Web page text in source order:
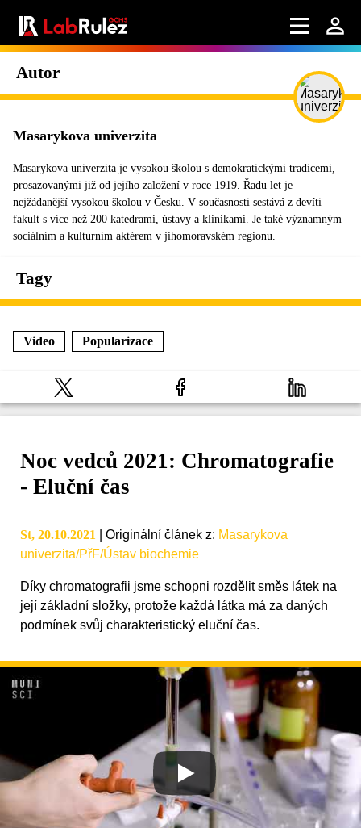
Autor
Masarykova univerzita
Masarykova univerzita je vysokou školou s demokratickými tradicemi,
prosazovanými již od jejího založení v roce 1919. Řadu let je
nejžádanější vysokou školou v Česku. V současnosti sestává z devíti
fakult s více než 200 katedrami, ústavy a klinikami. Je také významným
sociálním a kulturním aktérem v jihomoravském regionu.
Tagy
Video Popularizace
Noc vedců 2021: Chromatografie
- Eluční čas
St, 20.10.2021 Originální článek z: Masarykova
univerzita/PřF/Ústav biochemie
Díky chromatografii jsme schopni rozdělit směs látek na
její základní složky, protože každá látka má za daných
podmínek svůj charakteristický eluční čas.